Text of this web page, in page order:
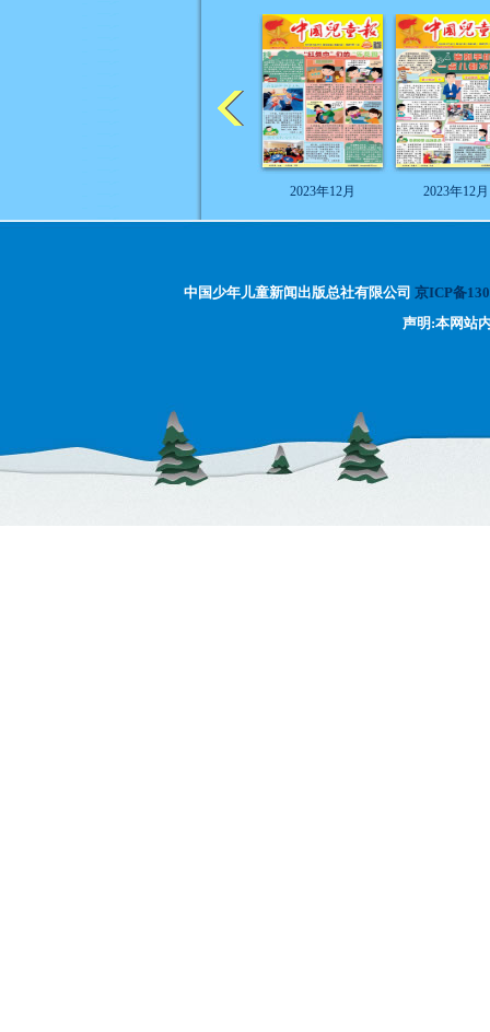
2023年12月 2023年12月
中国少年儿童新闻出版总社有限公司 京ICP备
声明:本网站